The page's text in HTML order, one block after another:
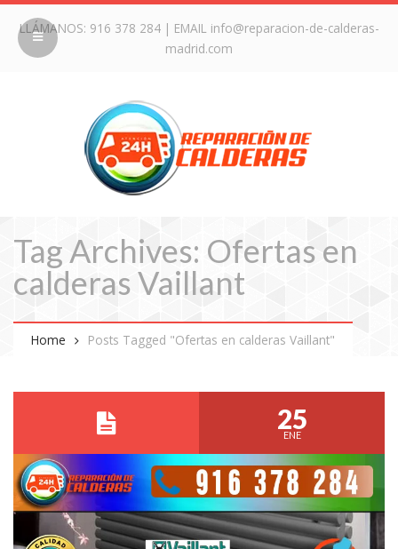
LLÁMANOS: 916 378 284| EMAIL info@reparacion-de-calderas-
madrid.com
Tag Archives: Ofertas en
calderas Vaillant
Home Posts Tagged "Ofertas en calderas Vaillant"
25
ENE